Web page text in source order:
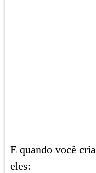
E quando você
eles: